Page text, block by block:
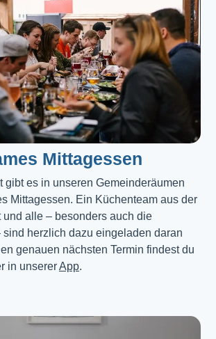
Mittagessen
gibt es in unseren Gemeinderäumen
Mittagessen. Ein Küchenteam aus der
und alle – besonders auch die
sind herzlich dazu eingeladen daran
genauen nächsten Termin findest du
in unserer App.